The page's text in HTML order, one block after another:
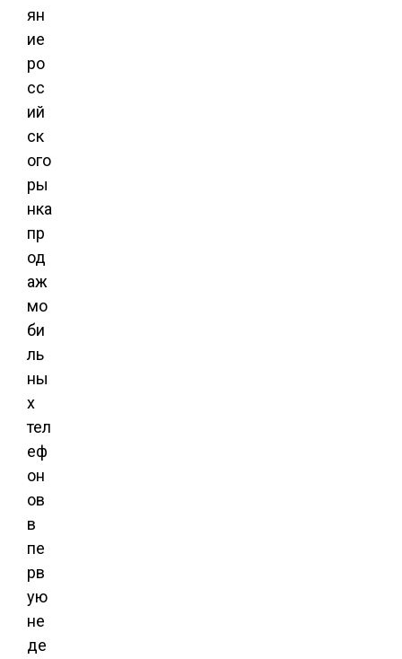
ян
ие
ро
сс
ий
ск
ого
ры
нка
пр
од
аж
мо
би
ль
ны
х
тел
еф
он
ов
в
пе
рв
ую
не
де